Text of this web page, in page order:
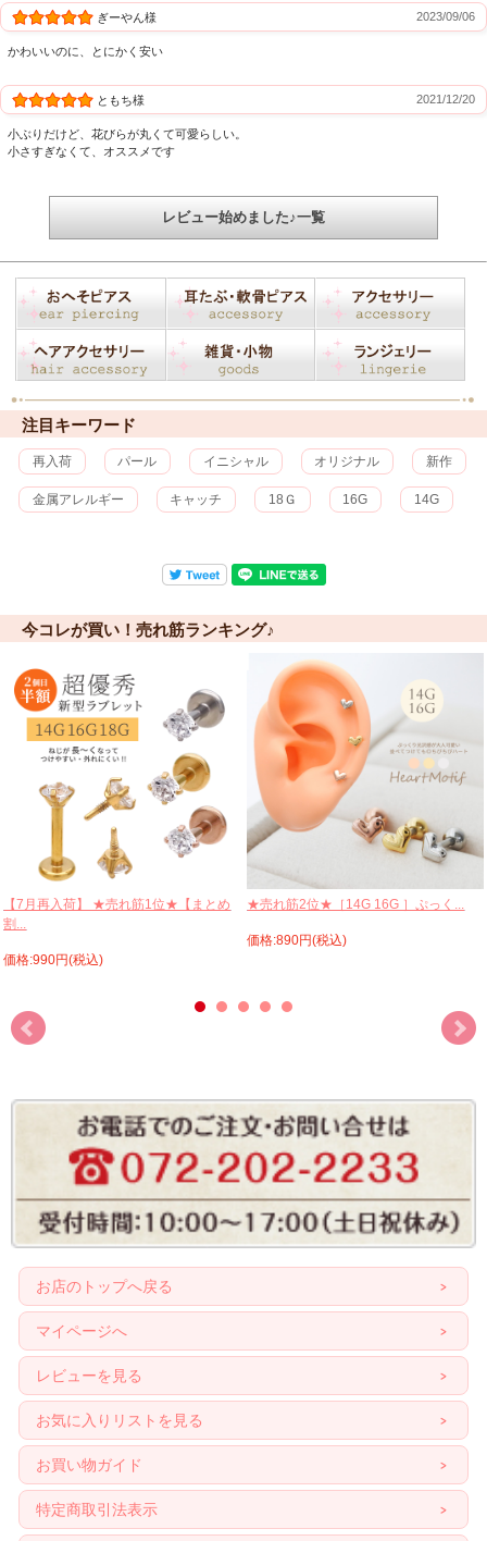
ぎーやん様 2023/09/06
かわいいのに、とにかく安い
ともち様 2021/12/20
小ぶりだけど、花びらが丸くて可愛らしい。
小さすぎなくて、オススメです
レビュー始めました♪一覧
注目キーワード
再入荷 パール イニシャル オリジナル 新作
金属アレルギー キャッチ 18Ｇ 16G 14G
今コレが買い！売れ筋ランキング♪
【7月再入荷】 ★売れ筋1位★【まとめ
割...
価格:990円(税込)
★売れ筋2位★［14G 16G ］ぷっく...
価格:890円(税込)
お店のトップへ戻る
マイページへ
レビューを見る
お気に入りリストを見る
お買い物ガイド
特定商取引法表示